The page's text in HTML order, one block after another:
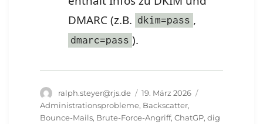
DMARC (z.B. dkim=pass ,
dmarc=pass ).
Autor
ralph.steyer@rjs.de
Veröffentlicht
am
19. März 2026
Administrationsprobleme, Backscatter,
Bounce-Mails, Brute-Force-Angriff,ChatGP,dig